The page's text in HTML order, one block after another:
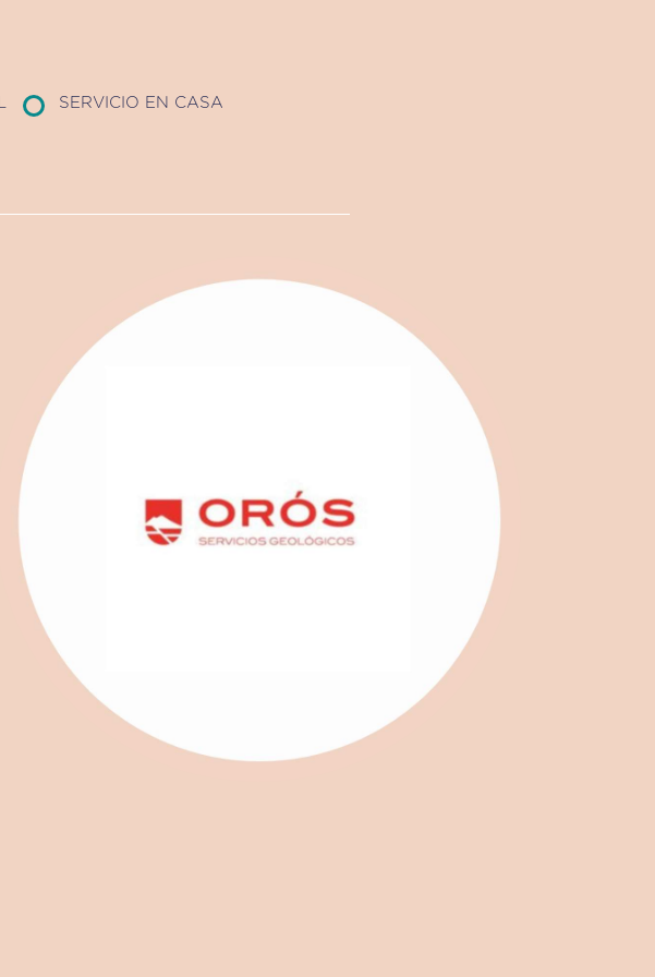
SERVICIO EN CASA